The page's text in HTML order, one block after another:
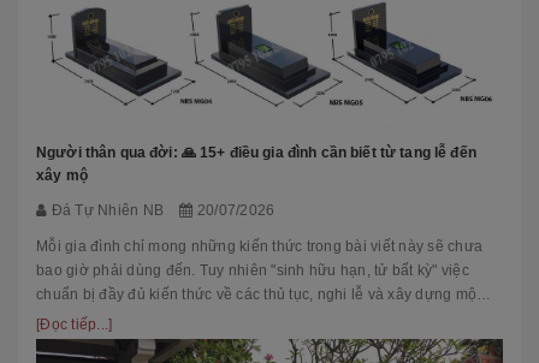
Người thân qua đời: 🙏 15+ điều gia đình cần biết từ tang lễ đến
xây mộ
Đá Tự Nhiên NB 20/07/2026
Mỗi gia đình chỉ mong những kiến thức trong bài viết này sẽ chưa
bao giờ phải dùng đến. Tuy nhiên "sinh hữu hạn, tử bất kỳ" việc
chuẩn bị đầy đủ kiến thức về các thủ tục, nghi lễ và xây dựng mộ
phầ...
[Đọc tiếp...]